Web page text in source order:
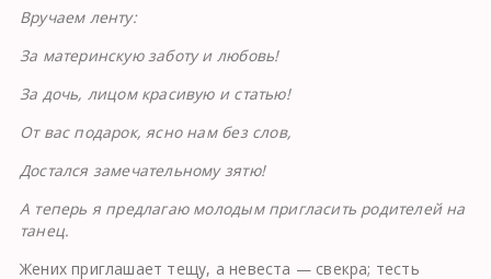
Вручаем ленту:
За материнскую заботу и любовь!
За дочь, лицом красивую и статью!
От вас подарок, ясно нам без слов,
Достался замечательному зятю!
А теперь я предлагаю молодым пригласить родителей на
танец.
Жених приглашает тещу, а невеста — свекра; тесть